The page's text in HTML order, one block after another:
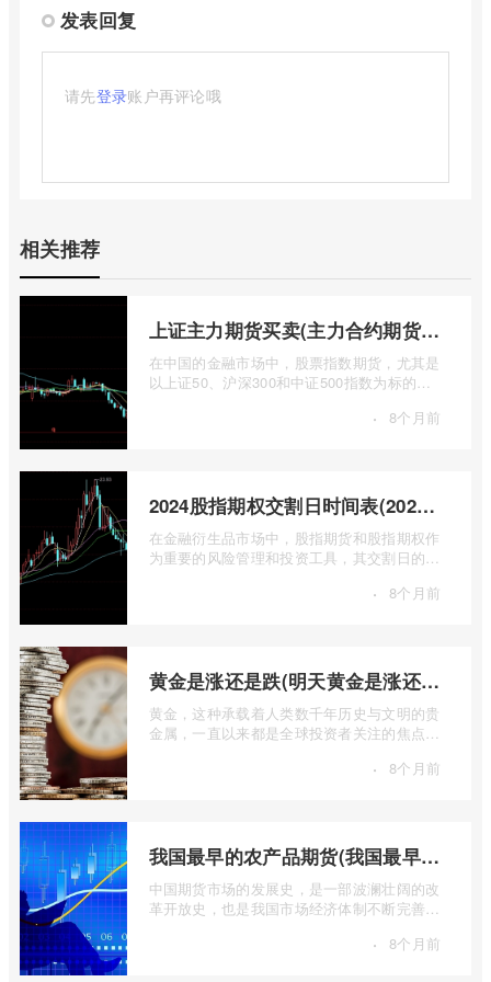
发表回复
请先登录账户再评论哦
相关推荐
上证主力期货买卖(主力合约期货市场大盘)
在中国的金融市场中，股票指数期货，尤其是
以上证50、沪深300和中证500指数为标的的
· 8个月前
2024股指期权交割日时间表(2024股指期货交割日)
在金融衍生品市场中，股指期货和股指期权作
为重要的风险管理和投资工具，其交割日的设
· 8个月前
黄金是涨还是跌(明天黄金是涨还是跌)
黄金，这种承载着人类数千年历史与文明的贵
金属，一直以来都是全球投资者关注的焦点。
· 8个月前
我国最早的农产品期货(我国最早的农产品期货交易合约的品种是)
中国期货市场的发展史，是一部波澜壮阔的改
革开放史，也是我国市场经济体制不断完善的
· 8个月前